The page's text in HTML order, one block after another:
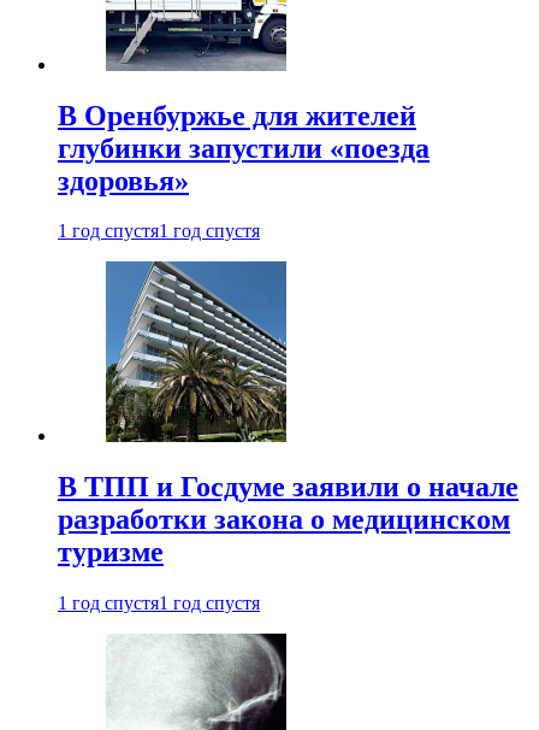
В Оренбуржье для жителей
глубинки запустили «поезда
здоровья»
1 год спустя1 год спустя
В ТПП и Госдуме заявили о начале
разработки закона о медицинском
туризме
1 год спустя1 год спустя